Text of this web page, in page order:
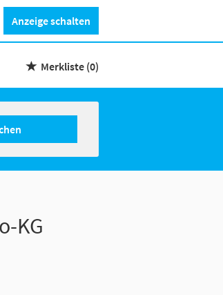
Anzeige schalten
Merkliste (0)
KG